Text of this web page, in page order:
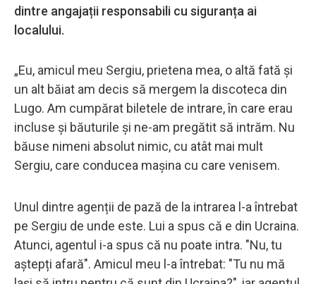
dintre angajații responsabili cu siguranța ai
localului.
„Eu, amicul meu Sergiu, prietena mea, o altă fată și
un alt băiat am decis să mergem la discoteca din
Lugo. Am cumpărat biletele de intrare, în care erau
incluse și băuturile și ne-am pregătit să intrăm. Nu
băuse nimeni absolut nimic, cu atât mai mult
Sergiu, care conducea mașina cu care venisem.
Unul dintre agenții de pază de la intrarea l-a întrebat
pe Sergiu de unde este. Lui a spus că e din Ucraina.
Atunci, agentul i-a spus că nu poate intra. "Nu, tu
aștepți afară". Amicul meu l-a întrebat: "Tu nu mă